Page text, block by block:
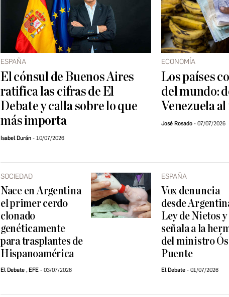
ESPAÑA
El cónsul de Buenos Aires
ratifica las cifras de El
Debate y calla sobre lo que
más importa
Isabel Durán 10/07/2026
ECONOMÍA
Los países
del mundo:
Venezuela
José Rosado 07/07/2026
SOCIEDAD
Nace en Argentina
el primer cerdo
clonado
genéticamente
para trasplantes de
Hispanoamérica
El Debate , EFE 03/07/2026
ESPAÑA
Vox denuncia
desde
Ley de Nietos y
señala a la
del ministro
Puente
El Debate 01/07/2026